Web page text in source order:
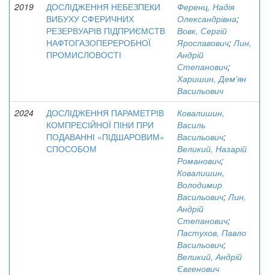
2019
ДОСЛІДЖЕННЯ НЕБЕЗПЕКИ
ВИБУХУ СФЕРИЧНИХ
РЕЗЕРВУАРІВ ПІДПРИЄМСТВ
НАФТОГАЗОПЕРЕРОБНОЇ
ПРОМИСЛОВОСТІ
Ференц, Надія
Олександрівна;
Вовк, Сергій
Ярославович;Лин,
Андрій
Степанович;
Харишин, Дем'ян
Васильович
2024
ДОСЛІДЖЕННЯ ПАРАМЕТРІВ
КОМПРЕСІЙНОЇ ПІНИ ПРИ
ПОДАВАННІ «ПІДШАРОВИМ»
СПОСОБОМ
Ковалишин,
Василь
Васильович;
Великий, Назарій
Романович;
Ковалишин,
Володимир
Васильович;Лин,
Андрій
Степанович;
Пастухов, Павло
Васильович;
Великий, Андрій
Євгенович